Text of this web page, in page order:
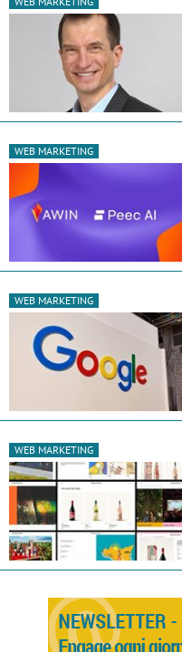
WEB MARKETING
WEB MARKETING
WEB MARKETING